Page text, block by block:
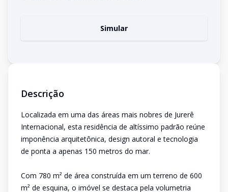
Simular
Descrição
Localizada em uma das áreas mais nobres de Jurerê
Internacional, esta residência de altíssimo padrão reúne
imponência arquitetônica, design autoral e tecnologia
de ponta a apenas 150 metros do mar.
Com 780 m² de área construída em um terreno de 600
m² de esquina, o imóvel se destaca pela volumetria